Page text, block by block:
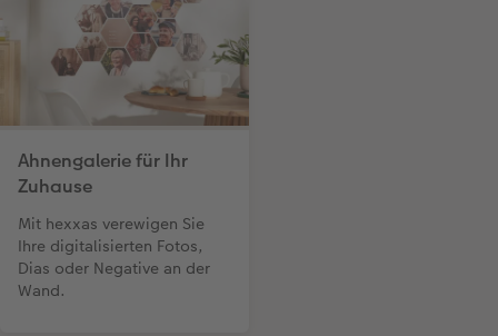
Ahnengalerie für Ihr
Zuhause
Mit hexxas verewigen Sie
Ihre digitalisierten Fotos,
Dias oder Negative an der
Wand.